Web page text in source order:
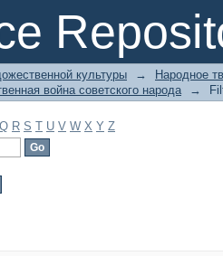
культуры →
Народное
война советского народа →
Q R S T U V W X Y Z